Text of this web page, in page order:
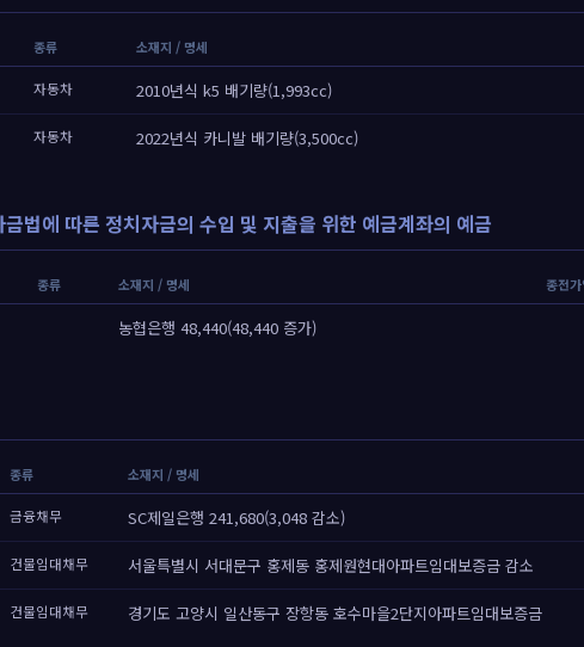
종류 소재지 / 명세
자동차 2010년식 k5 배기량(1,993cc)
자동차 2022년식 카니발 배기량(3,500cc)
금법에 따른 정치자금의 수입 및 지출을 위한 예금계좌의 예금
종류 소재지 / 명세 종전가
농협은행 48,440(48,440 증가)
종류 소재지 / 명세
금융채무 SC제일은행 241,680(3,048 감소)
건물임대채무 서울특별시 서대문구 홍제동 홍제원현대아파트임대보증금 감소
건물임대채무 경기도 고양시 일산동구 장항동 호수마을2단지아파트임대보증금